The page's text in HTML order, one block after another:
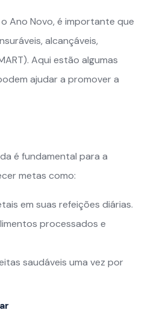
Ano Novo, é importante que
alcançáveis,
Aqui estão algumas
ajudar a promover a
é fundamental para a
metas como:
em suas refeições diárias.
processados e
saudáveis uma vez por